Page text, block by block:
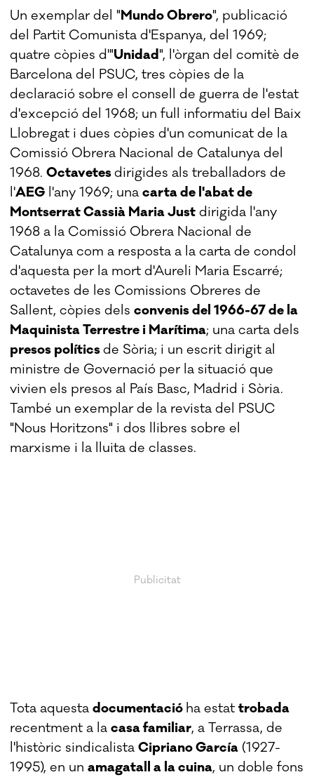
Un exemplar del "Mundo Obrero", publicació
del Partit Comunista d'Espanya, del 1969;
quatre còpies d'"Unidad ", l'òrgan del comitè de
Barcelona del PSUC, tres còpies de la
declaració sobre el consell de guerra de l'estat
d'excepció del 1968; un full informatiu del Baix
Llobregat i dues còpies d'un comunicat de la
Comissió Obrera Nacional de Catalunya del
1968.Octavetesdirigides als treballadors de
l'AEG l'any 1969; unacarta de l'abat de
Montserrat Cassià Maria Just dirigida l'any
1968 a la Comissió Obrera Nacional de
Catalunya com a resposta a la carta de condol
d'aquesta per la mort d'Aureli Maria Escarré;
octavetes de les Comissions Obreres de
Sallent, còpies delsconvenis del 1966-67 de la
Maquinista Terrestre i Marítima; una carta dels
presos políticsde Sòria; i un escrit dirigit al
ministre de Governació per la situació que
vivien els presos al País Basc, Madrid i Sòria.
També un exemplar de la revista del PSUC
"Nous Horitzons" i dos llibres sobre el
marxisme i la lluita de classes.
Tota aquestadocumentació ha estattrobada
recentment a lacasa familiar, a Terrassa, de
l'històric sindicalistaCipriano García (1927-
1995), en unamagatall a la cuina, un doble fons